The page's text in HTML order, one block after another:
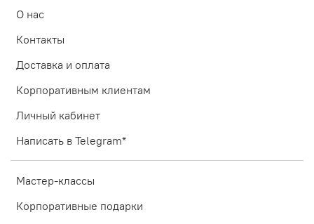
О нас
Контакты
Доставка и оплата
Корпоративным клиентам
Личный кабинет
Написать в Telegram*
Мастер-классы
Корпоративные подарки